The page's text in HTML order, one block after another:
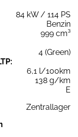
84 kW / 114 PS
Benzin
999 cm³
4 (Green)
6,1 l/100km
138 g/km
E
Zentrallager